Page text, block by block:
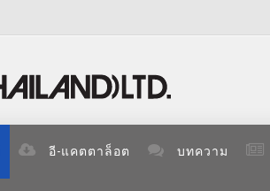
อี-แคตตาล็อต บทความ